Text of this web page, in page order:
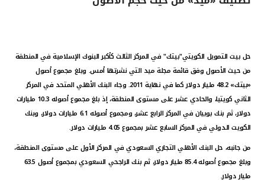
أدوات وخدمات
خدمات ما بعد البيع
اتصل بنا
مواقع الفروع وأجهزة الصرف الآلي
حل بيت التمويل الكويتي"بيتك" في المركز الثالث كأكبر البنوك الإسلامية في المنطقة
من حيث الأصول وفق قائمة مجلة ميد التي نشرتها أمس. وبلغ مجموع أصول
«بيتك» 48.2 مليار دولار كما في نهاية 2011. وجاء البنك الأهلي المتحد في المركز
الثاني كويتيا، والحادي عشر على مستوى المنطقة، إذ بلغ مجموع أصوله 10.3 مليارات
دولار، ثم بنك بوبيان في المركز الرابع عشر، ومجموع أصوله 6.1 مليارات دولار، وبنك
الكويت الدولي في المركز السابع عشر بمجموع 4.05 مليارات دولار.
من جانبه، حل البنك الأهلي التجاري السعودي في المركز الأول على مستوى المنطقة،
وبلغ مجموع أصوله 85.4 مليار دولار، ثم بنك الراجحي السعودي بمجموع أصول 63.5
مليار دولار.